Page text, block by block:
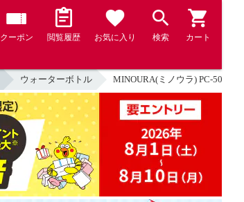
クーポン 閲覧履歴 お気に入り 検索 カート
ウォーターボトル MINOURA(ミノウラ) PC-500